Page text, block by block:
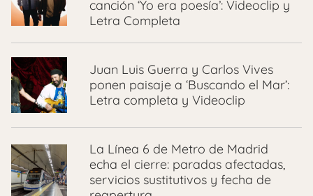
canción ‘Yo era poesía’: Videoclip y
Letra Completa
Juan Luis Guerra y Carlos Vives
ponen paisaje a ‘Buscando el Mar’:
Letra completa y Videoclip
La Línea 6 de Metro de Madrid
echa el cierre: paradas afectadas,
servicios sustitutivos y fecha de